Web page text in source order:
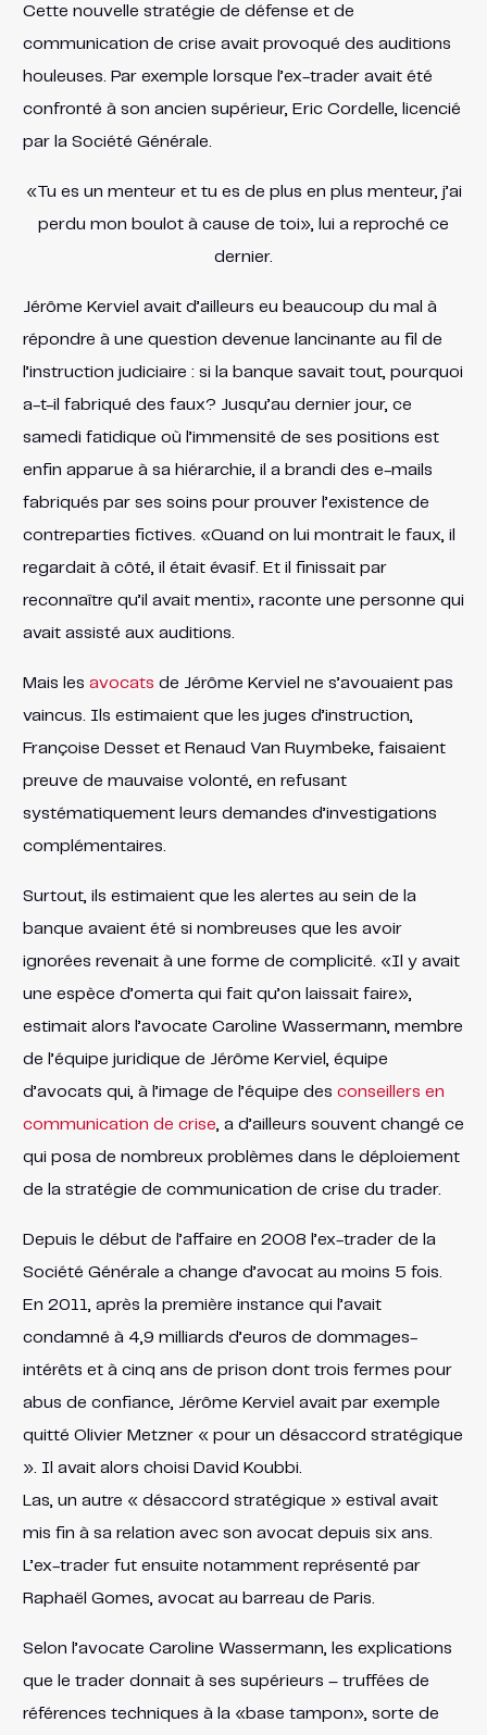
Cette nouvelle stratégie de défense et de
communication de crise avait provoqué des auditions
houleuses. Par exemple lorsque l’ex-trader avait été
confronté à son ancien supérieur, Eric Cordelle, licencié
par la Société Générale.
«Tu es un menteur et tu es de plus en plus menteur, j’ai
perdu mon boulot à cause de toi», lui a reproché ce
dernier.
Jérôme Kerviel avait d’ailleurs eu beaucoup du mal à
répondre à une question devenue lancinante au fil de
l’instruction judiciaire : si la banque savait tout, pourquoi
a-t-il fabriqué des faux? Jusqu’au dernier jour, ce
samedi fatidique où l’immensité de ses positions est
enfin apparue à sa hiérarchie, il a brandi des e-mails
fabriqués par ses soins pour prouver l’existence de
contreparties fictives. «Quand on lui montrait le faux, il
regardait à côté, il était évasif. Et il finissait par
reconnaître qu’il avait menti», raconte une personne qui
avait assisté aux auditions.
Mais les avocats de Jérôme Kerviel ne s’avouaient pas
vaincus. Ils estimaient que les juges d’instruction,
Françoise Desset et Renaud Van Ruymbeke, faisaient
preuve de mauvaise volonté, en refusant
systématiquement leurs demandes d’investigations
complémentaires.
Surtout, ils estimaient que les alertes au sein de la
banque avaient été si nombreuses que les avoir
ignorées revenait à une forme de complicité. «Il y avait
une espèce d’omerta qui fait qu’on laissait faire»,
estimait alors l’avocate Caroline Wassermann, membre
de l’équipe juridique de Jérôme Kerviel, équipe
d’avocats qui, à l’image de l’équipe des conseillers en
communication de crise , a d’ailleurs souvent changé ce
qui posa de nombreux problèmes dans le déploiement
de la stratégie de communication de crise du trader.
Depuis le début de l’affaire en 2008 l’ex-trader de la
Société Générale a change d’avocat au moins 5 fois.
En 2011, après la première instance qui l’avait
condamné à 4,9 milliards d’euros de dommages-
intérêts et à cinq ans de prison dont trois fermes pour
abus de confiance, Jérôme Kerviel avait par exemple
quitté Olivier Metzner « pour un désaccord stratégique
». Il avait alors choisi David Koubbi.
Las, un autre « désaccord stratégique » estival avait
mis fin à sa relation avec son avocat depuis six ans.
L’ex-trader fut ensuite notamment représenté par
Raphaël Gomes, avocat au barreau de Paris.
Selon l’avocate Caroline Wassermann, les explications
que le trader donnait à ses supérieurs – truffées de
références techniques à la «base tampon», sorte de